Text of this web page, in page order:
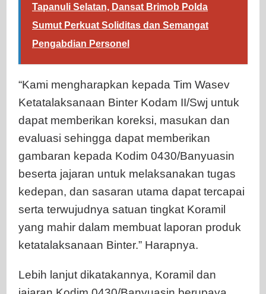
Tapanuli Selatan, Dansat Brimob Polda
Sumut Perkuat Soliditas dan Semangat
Pengabdian Personel
“Kami mengharapkan kepada Tim Wasev
Ketatalaksanaan Binter Kodam II/Swj untuk
dapat memberikan koreksi, masukan dan
evaluasi sehingga dapat memberikan
gambaran kepada Kodim 0430/Banyuasin
beserta jajaran untuk melaksanakan tugas
kedepan, dan sasaran utama dapat tercapai
serta terwujudnya satuan tingkat Koramil
yang mahir dalam membuat laporan produk
ketatalaksanaan Binter.” Harapnya.
Lebih lanjut dikatakannya, Koramil dan